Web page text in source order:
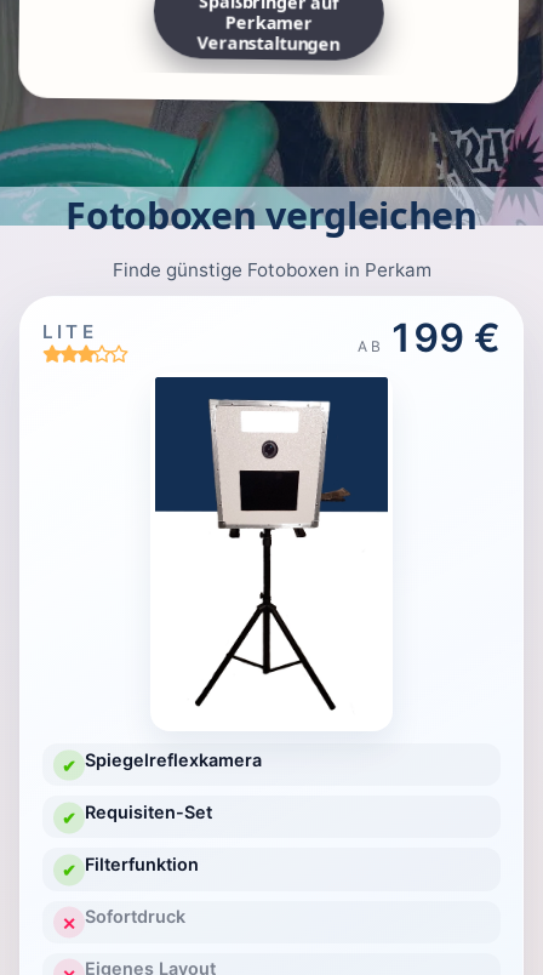
Spaßbringer auf
Perkamer
Veranstaltungen
Fotoboxen vergleichen
Finde günstige Fotoboxen in Perkam
LITE
AB 199 €
✔ Spiegelreflexkamera
✔ Requisiten-Set
✔ Filterfunktion
✕ Sofortdruck
Eigenes Layout